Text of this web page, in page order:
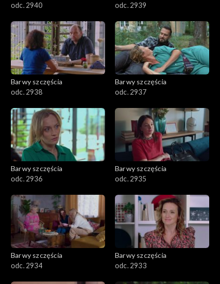
odc. 2940
odc. 2939
Barwy szczęścia
odc. 2938
Barwy szczęścia
odc. 2937
Barwy szczęścia
odc. 2936
Barwy szczęścia
odc. 2935
Barwy szczęścia
odc. 2934
Barwy szczęścia
odc. 2933